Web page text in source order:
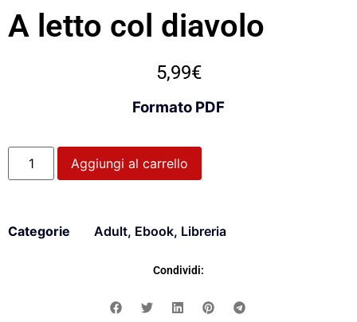
A letto col diavolo
5,99€
Formato PDF
Aggiungi al carrello
Categorie Adult, Ebook, Libreria
Condividi: